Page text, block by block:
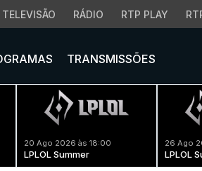
TELEVISÃO RÁDIO RTP PLAY
TRANSMISSÕES
20 Ago 2026 às 18:00
LPLOL Summer
26 Ago
LPLOL